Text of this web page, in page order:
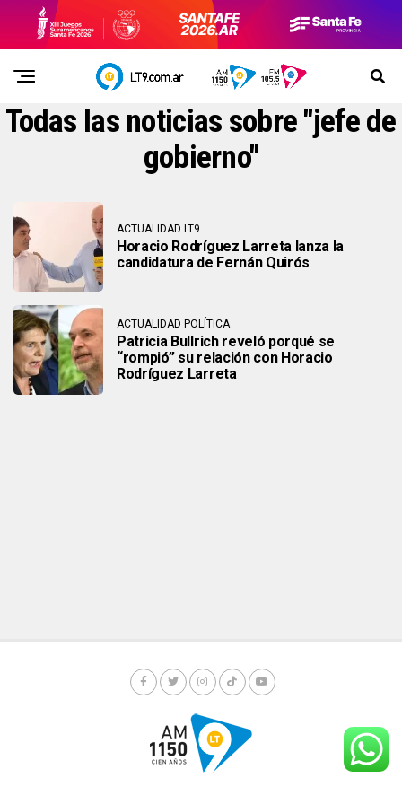
Todas las noticias sobre "jefe de
gobierno"
ACTUALIDAD LT9
Horacio Rodríguez Larreta lanza la
candidatura de Fernán Quirós
ACTUALIDAD POLÍTICA
Patricia Bullrich reveló porqué se
“rompió” su relación con Horacio
Rodríguez Larreta